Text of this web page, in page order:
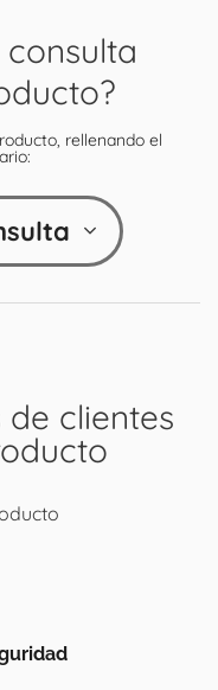
clientes
rellenando el